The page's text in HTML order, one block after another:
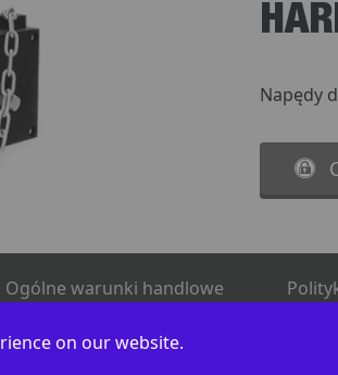
Napędy
Ogólne warunki handlowe
© 2009-2026 DOORHAN Polska. All
on our website.